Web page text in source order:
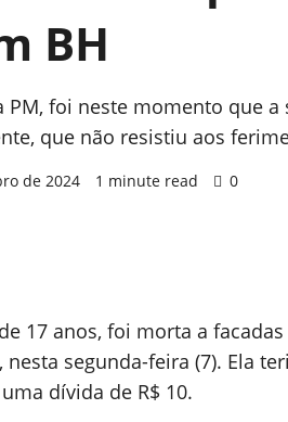
BH
PM, foi neste momento que
que não resistiu aos
de 2024 1 minute read 0
17 anos, foi morta a
segunda-feira (7). Ela
dívida de R$ 10.